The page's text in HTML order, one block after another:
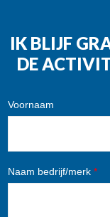
IK BLIJF
DE
Voornaam
Naam bedrijf/merk *